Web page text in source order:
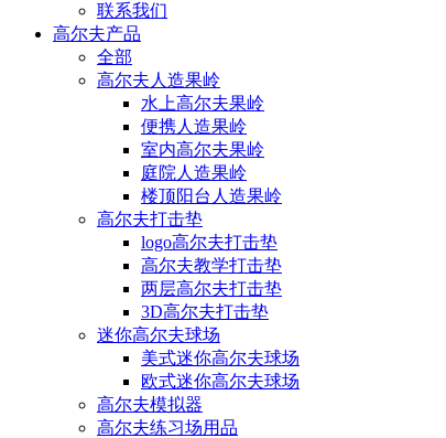
联系我们
高尔夫产品
全部
高尔夫人造果岭
水上高尔夫果岭
便携人造果岭
室内高尔夫果岭
庭院人造果岭
楼顶阳台人造果岭
高尔夫打击垫
logo高尔夫打击垫
高尔夫教学打击垫
两层高尔夫打击垫
3D高尔夫打击垫
迷你高尔夫球场
美式迷你高尔夫球场
欧式迷你高尔夫球场
高尔夫模拟器
高尔夫练习场用品